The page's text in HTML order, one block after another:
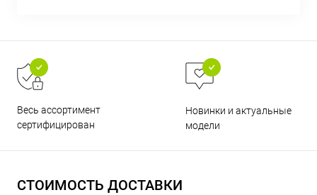
Весь ассортимент
сертифицирован
Новинки и актуальные
модели
СТОИМОСТЬ ДОСТАВКИ